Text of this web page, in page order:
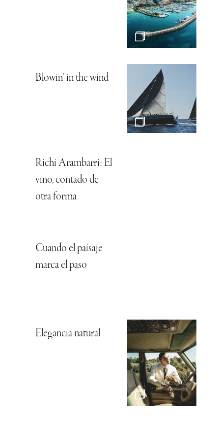
Blowin’ in the wind
Richi Arambarri: El
vino, contado de
otra forma
Cuando el paisaje
marca el paso
Elegancia natural